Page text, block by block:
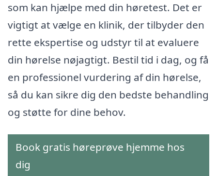
som kan hjælpe med din høretest. Det er
vigtigt at vælge en klinik, der tilbyder den
rette ekspertise og udstyr til at evaluere
din hørelse nøjagtigt. Bestil tid i dag, og få
en professionel vurdering af din hørelse,
så du kan sikre dig den bedste behandling
og støtte for dine behov.
Book gratis høreprøve hjemme hos
dig